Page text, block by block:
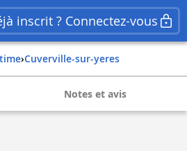
inscrit ? Connectez-vous
› cuverville-sur-yeres
Notes et avis